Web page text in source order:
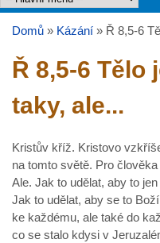
Domů » Kázání » Ř 8,5-6
Ř 8,5-6 Tělo
taky, ale...
Kristův kříž. Kristovo
na tomto světě. Pro
Ale. Jak to udělat, aby to
Jak to udělat, aby se to
ke každému, ale také do
co se stalo kdysi v